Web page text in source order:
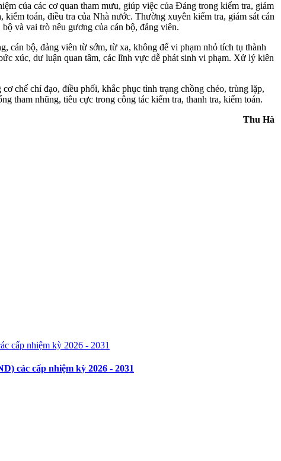
của các cơ quan tham mưu, giúp việc của Đảng trong kiểm tra, giám
toán, điều tra của Nhà nước. Thường xuyên kiểm tra, giám sát cán
và vai trò nêu gương của cán bộ, đảng viên.
cán bộ, đảng viên từ sớm, từ xa, không để vi phạm nhỏ tích tụ thành
xúc, dư luận quan tâm, các lĩnh vực dễ phát sinh vi phạm. Xử lý kiên
chế chỉ đạo, điều phối, khắc phục tình trạng chồng chéo, trùng lặp,
tham nhũng, tiêu cực trong công tác kiểm tra, thanh tra, kiểm toán.
Thu Hà
các cấp nhiệm kỳ 2026 - 2031